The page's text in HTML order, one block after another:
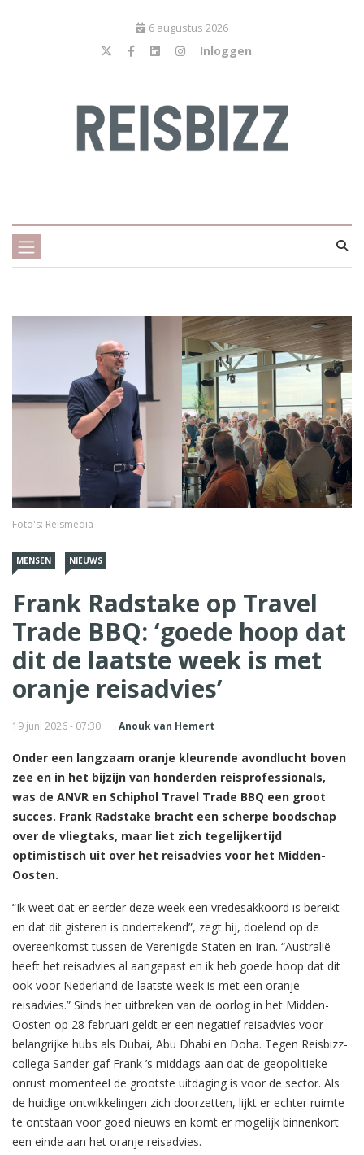
6 augustus 2026
Inloggen
Foto's: Reismedia
MENSEN NIEUWS
Frank Radstake op Travel
Trade BBQ: ‘goede hoop dat
dit de laatste week is met
oranje reisadvies’
19 juni 2026 - 07:30 Anouk van Hemert
Onder een langzaam oranje kleurende avondlucht boven
zee en in het bijzijn van honderden reisprofessionals,
was de ANVR en Schiphol Travel Trade BBQ een groot
succes. Frank Radstake bracht een scherpe boodschap
over de vliegtaks, maar liet zich tegelijkertijd
optimistisch uit over het reisadvies voor het Midden-
Oosten.
“Ik weet dat er eerder deze week een vredesakkoord is bereikt
en dat dit gisteren is ondertekend”, zegt hij, doelend op de
overeenkomst tussen de Verenigde Staten en Iran. “Australië
heeft het reisadvies al aangepast en ik heb goede hoop dat dit
ook voor Nederland de laatste week is met een oranje
reisadvies.” Sinds het uitbreken van de oorlog in het Midden-
Oosten op 28 februari geldt er een negatief reisadvies voor
belangrijke hubs als Dubai, Abu Dhabi en Doha. Tegen Reisbizz-
collega Sander gaf Frank ’s middags aan dat de geopolitieke
onrust momenteel de grootste uitdaging is voor de sector. Als
de huidige ontwikkelingen zich doorzetten, lijkt er echter ruimte
te ontstaan voor goed nieuws en komt er mogelijk binnenkort
een einde aan het oranje reisadvies.